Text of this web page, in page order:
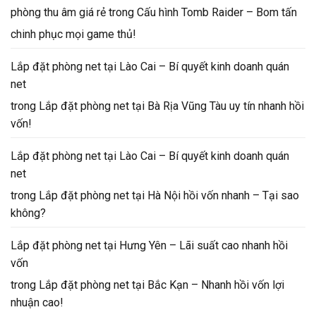
phòng thu âm giá rẻ trong Cấu hình Tomb Raider – Bom tấn
chinh phục mọi game thủ!
Lắp đặt phòng net tại Lào Cai – Bí quyết kinh doanh quán
net
trong Lắp đặt phòng net tại Bà Rịa Vũng Tàu uy tín nhanh hồi
vốn!
Lắp đặt phòng net tại Lào Cai – Bí quyết kinh doanh quán
net
trong Lắp đặt phòng net tại Hà Nội hồi vốn nhanh – Tại sao
không?
Lắp đặt phòng net tại Hưng Yên – Lãi suất cao nhanh hồi
vốn
trong Lắp đặt phòng net tại Bắc Kạn – Nhanh hồi vốn lợi
nhuận cao!